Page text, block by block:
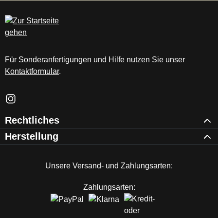
Für Sonderanfertigungen und Hilfe nutzen Sie unser
Kontaktformular.
Schau auf Instagram vorbei – öffnet in neuem Tab (externer
Rechtliches
Herstellung
Unsere Versand- und Zahlungsarten:
Zahlungsarten: